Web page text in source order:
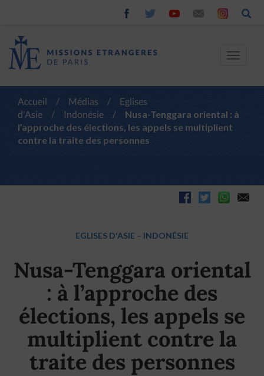
Toggle
Accueil / Médias /
Eglises
d'Asie
/ Indonésie /
Nusa-Tenggara oriental : à
l’approche des élections, les appels se multiplient
contre la traite des personnes
EGLISES D'ASIE – INDONÉSIE
Nusa-Tenggara oriental
: à l’approche des
élections, les appels se
multiplient contre la
traite des personnes